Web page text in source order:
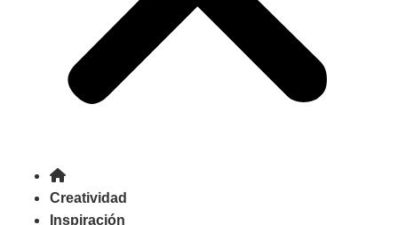
Creatividad
Inspiración